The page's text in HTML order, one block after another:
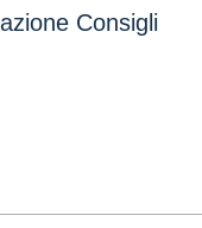
Consigli